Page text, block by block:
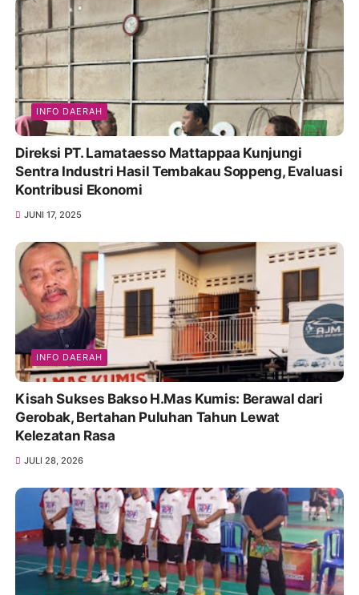
INFO DAERAH
Direksi PT. Lamataesso Mattappaa Kunjungi
Sentra Industri Hasil Tembakau Soppeng, Evaluasi
Kontribusi Ekonomi
JUNI 17, 2025
INFO DAERAH
Kisah Sukses Bakso H.Mas Kumis: Berawal dari
Gerobak, Bertahan Puluhan Tahun Lewat
Kelezatan Rasa
JULI 28, 2026